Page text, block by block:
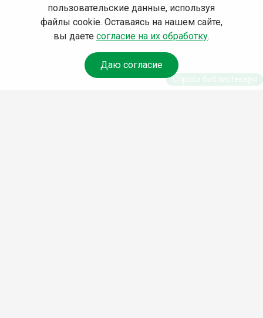
пользовательские данные, используя
файлы cookie. Оставаясь на нашем сайте,
вы даете согласие на их обработку.
Даю согласие
Спроси библиотекаря